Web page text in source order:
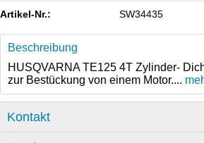
Artikel-Nr.: SW34435
Beschreibung
HUSQVARNA TE125 4T Zylinder-
zur Bestückung von einem Motor....
Kontakt